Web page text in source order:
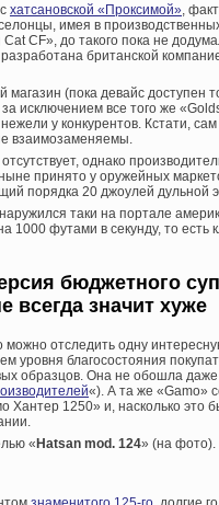
хатсановской «Проксимой» ,
имея в
CF», до такого пока не
британской
(пока девайс доступен
исключением все того же
у конкурентов. Кстати,
взаимозаменяемы.
однако
принято у оружейных
порядка 20 джоулей дульной
таки на портале
1000 футами в секунду, то есть
бюджетного
всегда значит хуже
отследить одну
уровня благосостояния
образцов. Она не обошла
«). А та же «Gamo»
1250» и, насколько это
«Hatsan mod. 124» (на фото).